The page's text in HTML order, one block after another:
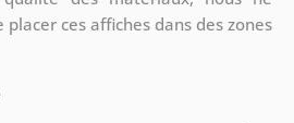
ces affiches dans des zones